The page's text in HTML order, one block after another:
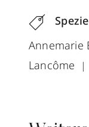
Annemarie
Lancôme